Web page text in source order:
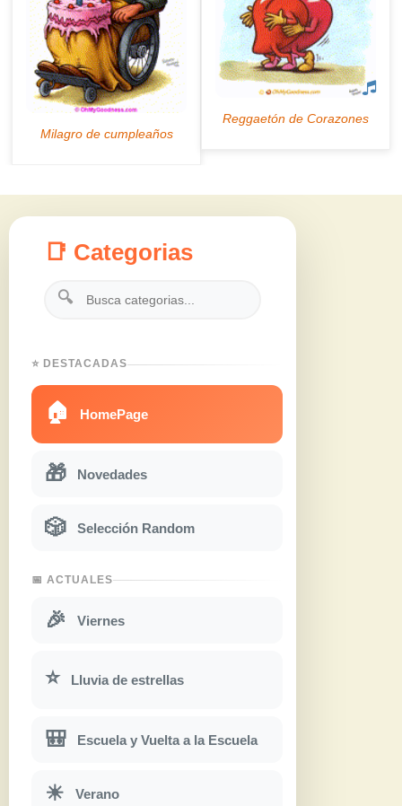
📑 Categorias
🔍
⭐ DESTACADAS
🏠 HomePage
🎁 Novedades
🎲 Selección Random
📅 ACTUALES
🎉 Viernes
⭐ Lluvia de estrellas
🎒 Escuela y Vuelta a la Escuela
☀ Verano